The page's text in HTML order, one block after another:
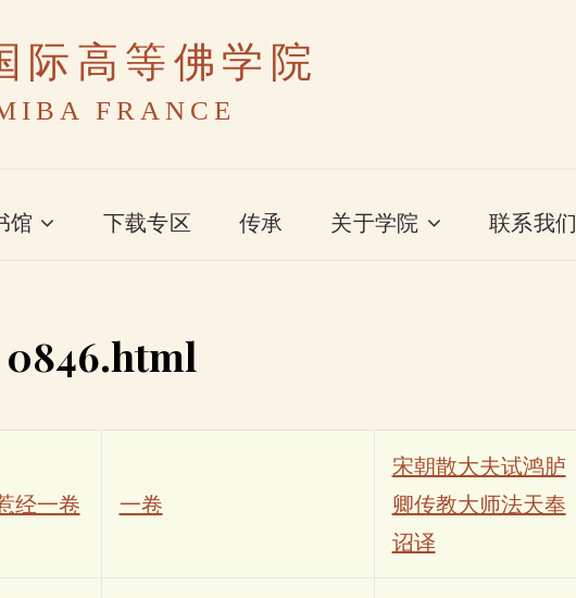
际高等佛学院
FRANCE
馆 下载专区 传承 关于学院 联系我们
0846.html
经一卷 一卷
宋朝散大夫试鸿胪
卿传教大师法天奉
诏译